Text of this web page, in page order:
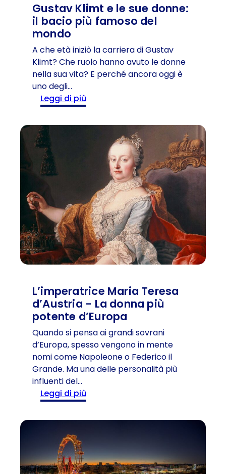
s
t
r
i
a
n
r
i
o
n
e
l
0
2
6
Gustav Klimt e le sue donne:
il bacio più famoso del
mondo
A che età iniziò la carriera di Gustav
Klimt? Che ruolo hanno avuto le donne
nella sua vita? E perché ancora oggi è
uno degli…
Leggi di più
G
u
i
m
t
e
l
e
u
e
d
o
n
n
e
l
i
o
L’imperatrice Maria Teresa
d’Austria - La donna più
potente d’Europa
Quando si pensa ai grandi sovrani
d’Europa, spesso vengono in mente
nomi come Napoleone o Federico il
Grande. Ma una delle personalità più
influenti del…
Leggi di più
L
’
p
e